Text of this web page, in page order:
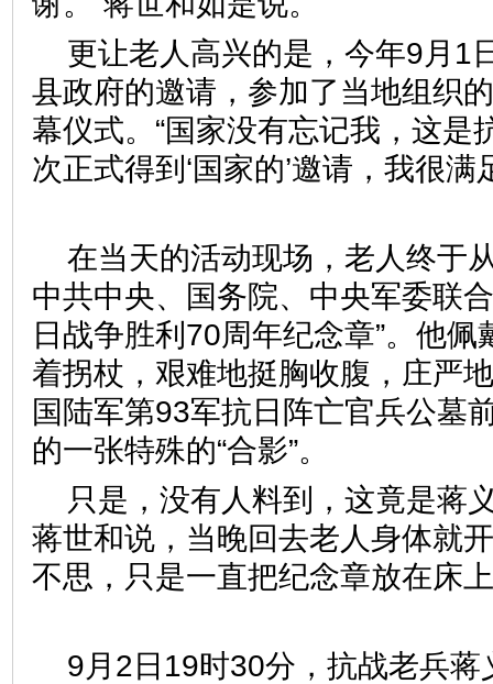
更让老人高兴的是，今年9月1
县政府的邀请，参加了当地组织
幕仪式。“国家没有忘记我，这是
次正式得到‘国家的’邀请，我很满
在当天的活动现场，老人终于
中共中央、国务院、中央军委联
日战争胜利70周年纪念章”。他
着拐杖，艰难地挺胸收腹，庄严
国陆军第93军抗日阵亡官兵公墓
的一张特殊的“合影”。
只是，没有人料到，这竟是蒋
蒋世和说，当晚回去老人身体就
不思，只是一直把纪念章放在床
9月2日19时30分，抗战老兵蒋